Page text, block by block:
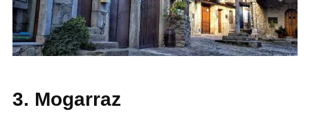
3. Mogarraz